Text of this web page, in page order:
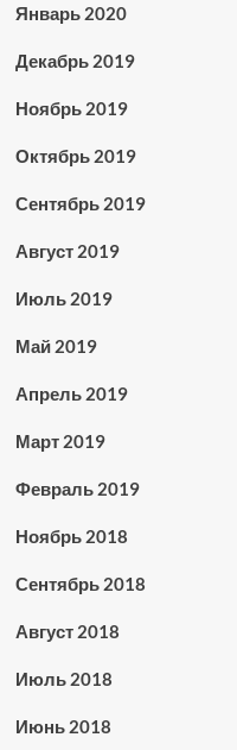
Январь 2020
Декабрь 2019
Ноябрь 2019
Октябрь 2019
Сентябрь 2019
Август 2019
Июль 2019
Май 2019
Апрель 2019
Март 2019
Февраль 2019
Ноябрь 2018
Сентябрь 2018
Август 2018
Июль 2018
Июнь 2018